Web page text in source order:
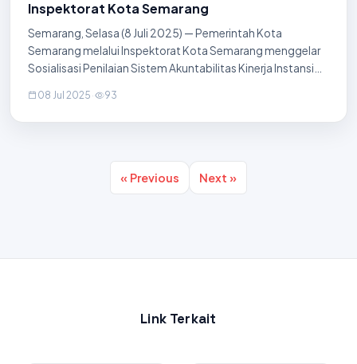
Inspektorat Kota Semarang
Semarang, Selasa (8 Juli 2025) — Pemerintah Kota
Semarang melalui Inspektorat Kota Semarang menggelar
Sosialisasi Penilaian Sistem Akuntabilitas Kinerja Instansi
08 Jul 2025 · 93
« Previous Next »
Link Terkait